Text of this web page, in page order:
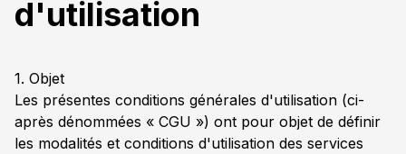
d'utilisation
1. Objet
Les présentes conditions générales d'utilisation (ci-
après dénommées « CGU ») ont pour objet de définir
les modalités et conditions d'utilisation des services